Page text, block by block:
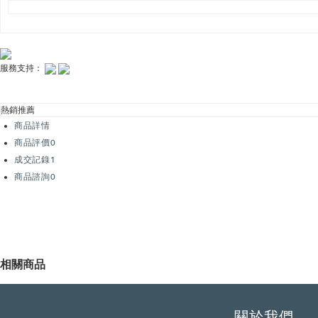
服務支持：
熱銷推薦
商品詳情
商品評價0
成交記錄1
商品諮詢0
相關商品